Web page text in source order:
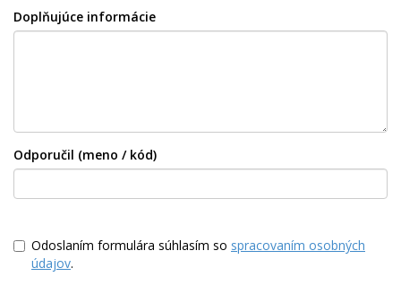
Doplňujúce informácie
Odporučil (meno / kód)
Odoslaním formulára súhlasím so spracovaním osobných
údajov.